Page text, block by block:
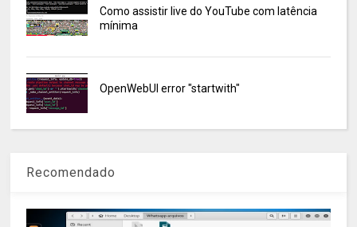
Como assistir live do YouTube com latência
mínima
OpenWebUI error "startwith"
Recomendado